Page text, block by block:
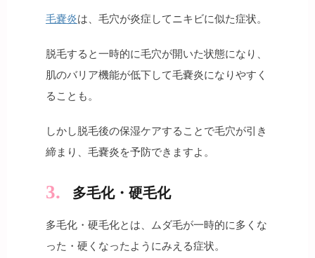
毛嚢炎は、毛穴が炎症してニキビに似た症状。
脱毛すると一時的に毛穴が開いた状態になり、
肌のバリア機能が低下して毛嚢炎になりやすく
ることも。
しかし脱毛後の保湿ケアすることで毛穴が引き
締まり、毛嚢炎を予防できますよ。
多毛化・硬毛化
多毛化・硬毛化とは、ムダ毛が一時的に多くな
った・硬くなったようにみえる症状。